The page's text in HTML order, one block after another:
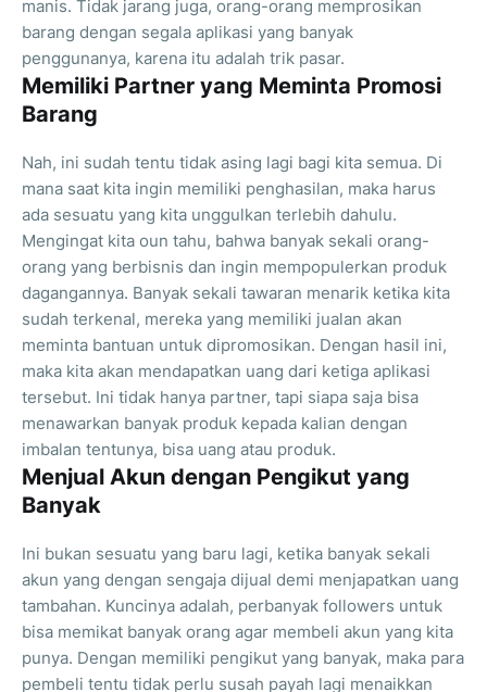
manis. Tidak jarang juga, orang-orang memprosikan
barang dengan segala aplikasi yang banyak
penggunanya, karena itu adalah trik pasar.
Memiliki Partner yang Meminta Promosi
Barang
Nah, ini sudah tentu tidak asing lagi bagi kita semua. Di
mana saat kita ingin memiliki penghasilan, maka harus
ada sesuatu yang kita unggulkan terlebih dahulu.
Mengingat kita oun tahu, bahwa banyak sekali orang-
orang yang berbisnis dan ingin mempopulerkan produk
dagangannya. Banyak sekali tawaran menarik ketika kita
sudah terkenal, mereka yang memiliki jualan akan
meminta bantuan untuk dipromosikan. Dengan hasil ini,
maka kita akan mendapatkan uang dari ketiga aplikasi
tersebut. Ini tidak hanya partner, tapi siapa saja bisa
menawarkan banyak produk kepada kalian dengan
imbalan tentunya, bisa uang atau produk.
Menjual Akun dengan Pengikut yang
Banyak
Ini bukan sesuatu yang baru lagi, ketika banyak sekali
akun yang dengan sengaja dijual demi menjapatkan uang
tambahan. Kuncinya adalah, perbanyak followers untuk
bisa memikat banyak orang agar membeli akun yang kita
punya. Dengan memiliki pengikut yang banyak, maka para
pembeli tentu tidak perlu susah payah lagi menaikkan